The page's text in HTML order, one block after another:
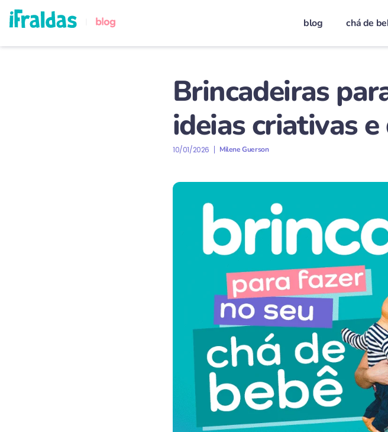
blog chá de
Brincadeiras
ideias criativas
10/01/2026 Milene Guerson